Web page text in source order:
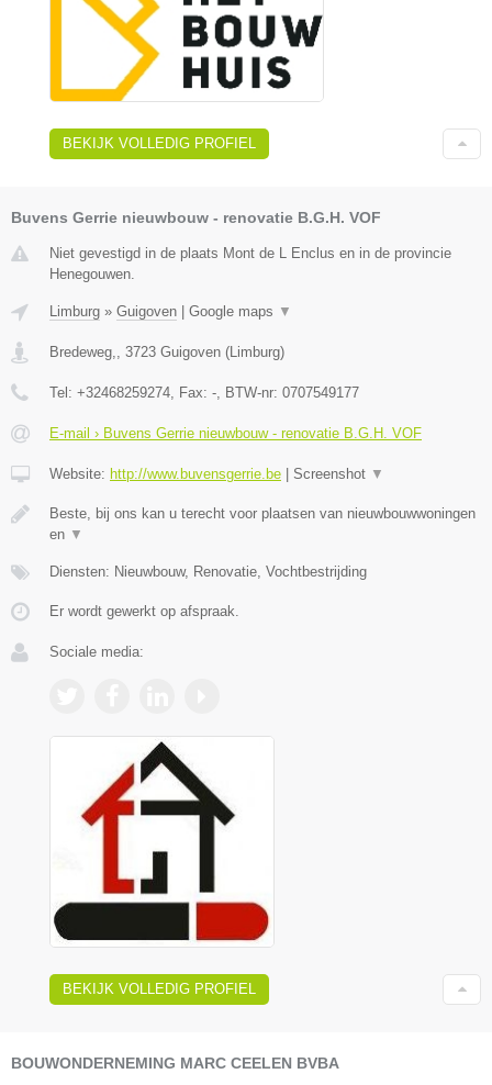
BEKIJK VOLLEDIG PROFIEL
Buvens Gerrie nieuwbouw - renovatie B.G.H. VOF
Niet gevestigd in de plaats Mont de L Enclus en in de provincie
Henegouwen.
Limburg » Guigoven Google maps ▼
Bredeweg,, 3723 Guigoven (Limburg)
Tel: +32468259274, Fax: -, BTW-nr: 0707549177
E-mail › Buvens Gerrie nieuwbouw - renovatie B.G.H. VOF
Website: http://www.buvensgerrie.be Screenshot ▼
Beste, bij ons kan u terecht voor plaatsen van nieuwbouwwoningen
en ▼
Diensten: Nieuwbouw, Renovatie, Vochtbestrijding
Er wordt gewerkt op afspraak.
Sociale media:
BEKIJK VOLLEDIG PROFIEL
BOUWONDERNEMING MARC CEELEN BVBA